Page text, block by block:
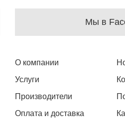
Мы в
О компании
Услуги
Производители
Оплата и доставка